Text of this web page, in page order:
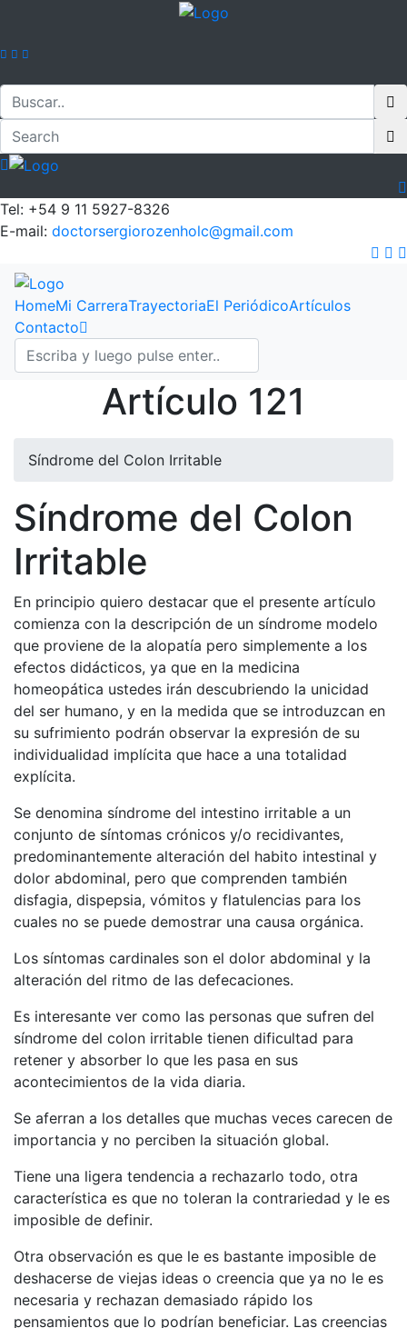
Tel: +54 9 11 5927-8326
E-mail: doctorsergiorozenholc@gmail.com
HomeMi CarreraTrayectoriaEl PeriódicoArtículos
Contacto
Artículo 121
Síndrome del Colon Irritable
Síndrome del Colon
Irritable
En principio quiero destacar que el presente artículo
comienza con la descripción de un síndrome modelo
que proviene de la alopatía pero simplemente a los
efectos didácticos, ya que en la medicina
homeopática ustedes irán descubriendo la unicidad
del ser humano, y en la medida que se introduzcan en
su sufrimiento podrán observar la expresión de su
individualidad implícita que hace a una totalidad
explícita.
Se denomina síndrome del intestino irritable a un
conjunto de síntomas crónicos y/o recidivantes,
predominantemente alteración del habito intestinal y
dolor abdominal, pero que comprenden también
disfagia, dispepsia, vómitos y flatulencias para los
cuales no se puede demostrar una causa orgánica.
Los síntomas cardinales son el dolor abdominal y la
alteración del ritmo de las defecaciones.
Es interesante ver como las personas que sufren del
síndrome del colon irritable tienen dificultad para
retener y absorber lo que les pasa en sus
acontecimientos de la vida diaria.
Se aferran a los detalles que muchas veces carecen de
importancia y no perciben la situación global.
Tiene una ligera tendencia a rechazarlo todo, otra
característica es que no toleran la contrariedad y le es
imposible de definir.
Otra observación es que le es bastante imposible de
deshacerse de viejas ideas o creencia que ya no le es
necesaria y rechazan demasiado rápido los
pensamientos que lo podrían beneficiar. Las creencias